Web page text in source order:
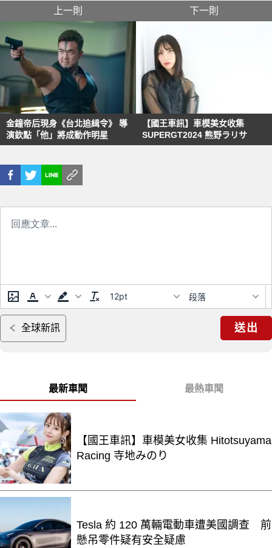
上一則
金鐘帝后現身《台北追緝令》 導
演欽點「他」將成動作明星
下一則
【國王車訊】車模美女收集
SUPERGT2024 熊野ラリサ
12pt 段落
全球新訊 送出
最新車聞 最熱車聞
【國王車訊】車模美女收集 Hitotsuyama
Racing 寺地みのり
Tesla 約 120 萬輛電動車遭美國調查 前
懸吊零件疑有安全疑慮